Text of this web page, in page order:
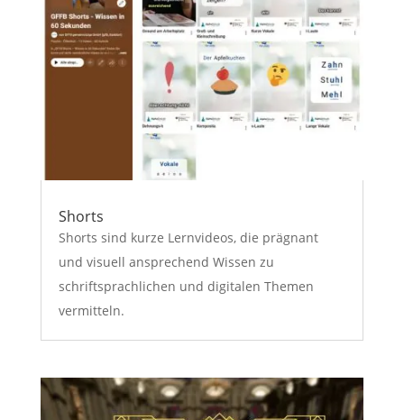
Shorts
Shorts sind kurze Lernvideos, die prägnant
und visuell ansprechend Wissen zu
schriftsprachlichen und digitalen Themen
vermitteln.